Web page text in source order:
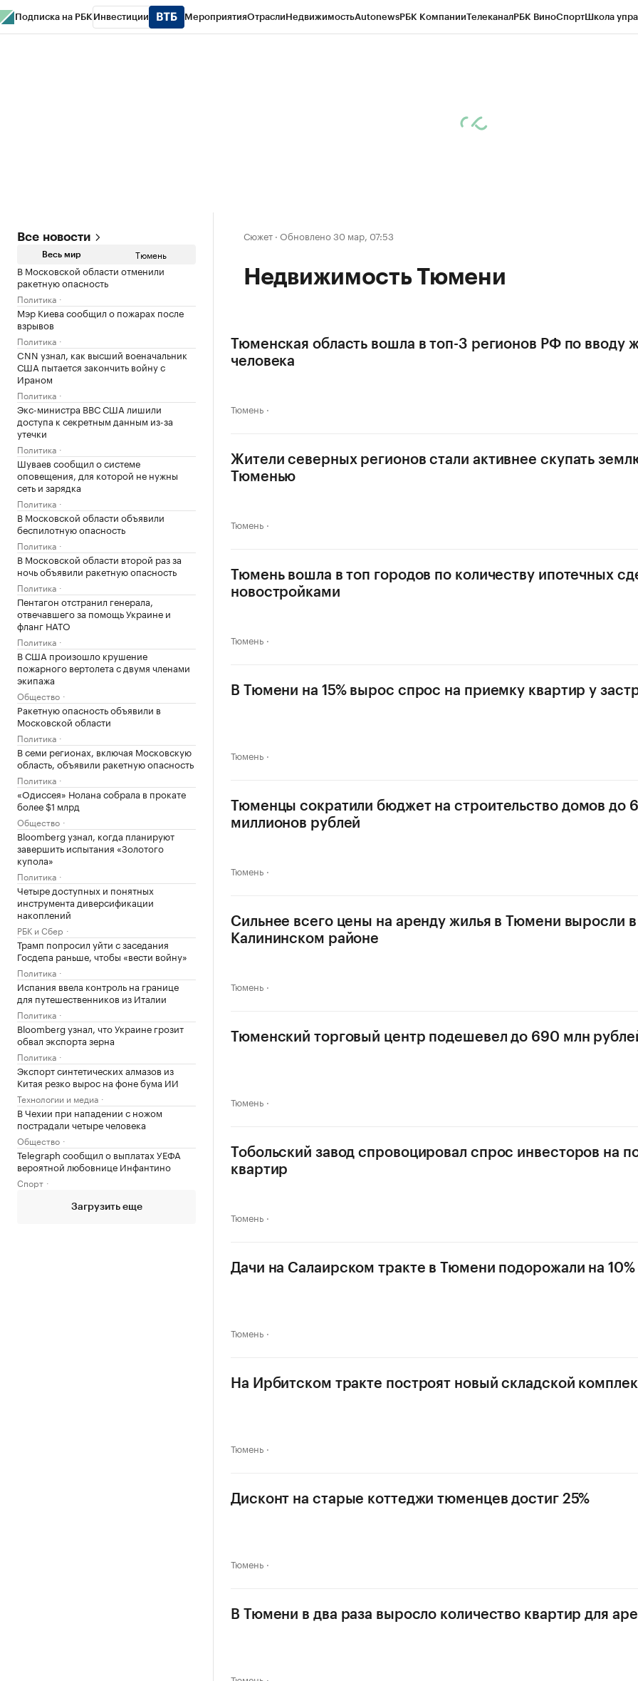
Подписка на РБК Инвестиции МероприятияОтраслиНедвижимостьAutonewsРБК КомпанииТелеканалРБК ВиноСпортШкола
Все новости
Весь мир Тюмень
В Московской области отменили
ракетную опасность
Политика
Мэр Киева сообщил о пожарах после
взрывов
Политика
CNN узнал, как высший военачальник
США пытается закончить войну с
Ираном
Политика
Экс-министра ВВС США лишили
доступа к секретным данным из-за
утечки
Политика
Шуваев сообщил о системе
оповещения, для которой не нужны
сеть и зарядка
Политика
В Московской области объявили
беспилотную опасность
Политика
В Московской области второй раз за
ночь объявили ракетную опасность
Политика
Пентагон отстранил генерала,
отвечавшего за помощь Украине и
фланг НАТО
Политика
В США произошло крушение
пожарного вертолета с двумя членами
экипажа
Общество
Ракетную опасность объявили в
Московской области
Политика
В семи регионах, включая Московскую
область, объявили ракетную опасность
Политика
«Одиссея» Нолана собрала в прокате
более $1 млрд
Общество
Bloomberg узнал, когда планируют
завершить испытания «Золотого
купола»
Политика
Четыре доступных и понятных
инструмента диверсификации
накоплений
РБК и Сбер
Трамп попросил уйти с заседания
Госдепа раньше, чтобы «вести войну»
Политика
Испания ввела контроль на границе
для путешественников из Италии
Политика
Bloomberg узнал, что Украине грозит
обвал экспорта зерна
Политика
Экспорт синтетических алмазов из
Китая резко вырос на фоне бума ИИ
Технологии и медиа
В Чехии при нападении с ножом
пострадали четыре человека
Общество
Telegraph сообщил о выплатах УЕФА
вероятной любовнице Инфантино
Спорт
Загрузить еще
Сюжет · Обновлено 30 мар, 07:53
Недвижимость Тюмени
Тюменская область вошла в топ-3 регионов РФ по вводу
человека
Тюмень
Жители северных регионов стали активнее скупать
Тюменью
Тюмень
Тюмень вошла в топ городов по количеству ипотечных
новостройками
Тюмень
В Тюмени на 15% вырос спрос на приемку квартир у
Тюмень
Тюменцы сократили бюджет на строительство домов до 6
миллионов рублей
Тюмень
Сильнее всего цены на аренду жилья в Тюмени выросли в
Калининском районе
Тюмень
Тюменский торговый центр подешевел до 690 млн
Тюмень
Тобольский завод спровоцировал спрос инвесторов на
квартир
Тюмень
Дачи на Салаирском тракте в Тюмени подорожали на 10%
Тюмень
На Ирбитском тракте построят новый складской
Тюмень
Дисконт на старые коттеджи тюменцев достиг 25%
Тюмень
В Тюмени в два раза выросло количество квартир для